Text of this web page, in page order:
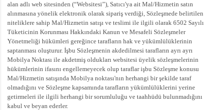
alan adlı web sitesinden (“Websitesi”), Satıcı'ya ait Mal/Hizmetin satın
alınmasına yönelik elektronik olarak sipariş verdiği, Sözleşmede belirtilen
niteliklere sahip Mal/Hizmetin satışı ve teslimi ile ilgili olarak 6502 Sayılı
Tüketicinin Korunması Hakkındaki Kanun ve Mesafeli Sözleşmeler
Yönetmeliği hükümleri gereğince tarafların hak ve yükümlülüklerinin
saptanması oluşturur. İşbu Sözleşmenin akdedilmesi tarafların ayrı ayrı
Mobilya Noktası ile akdetmiş oldukları websitesi üyelik sözleşmelerinin
hükümlerinin ifasını engellemeyecek olup taraflar işbu Sözleşme konusu
Mal/Hizmetin satışında Mobilya noktası'nın herhangi bir şekilde taraf
olmadığını ve Sözleşme kapsamında tarafların yükümlülüklerini yerine
getirmeleri ile ilgili herhangi bir sorumluluğu ve taahhüdü bulunmadığını
kabul ve beyan ederler.